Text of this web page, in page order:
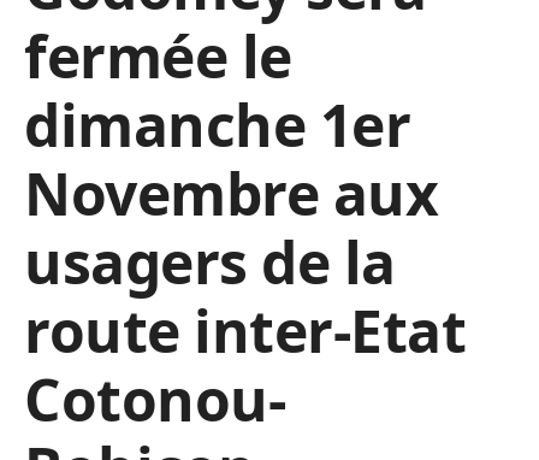
fermée le
dimanche 1er
Novembre aux
usagers de la
route inter-Etat
Cotonou-